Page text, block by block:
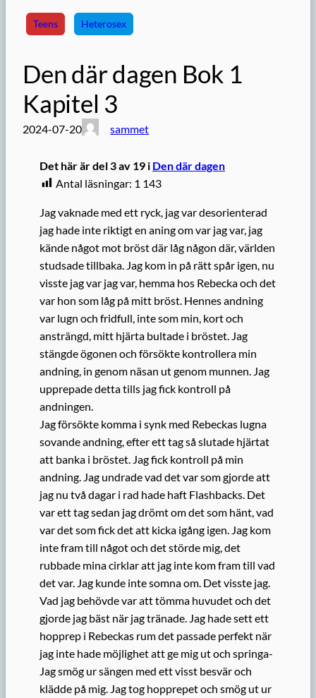
Teens Heterosex
Den där dagen Bok 1
Kapitel 3
2024-07-20 sammet
Det här är del 3 av 19 i Den där dagen
Antal läsningar: 1 143
Jag vaknade med ett ryck, jag var desorienterad
jag hade inte riktigt en aning om var jag var, jag
kände något mot bröst där låg någon där, världen
studsade tillbaka. Jag kom in på rätt spår igen, nu
visste jag var jag var, hemma hos Rebecka och det
var hon som låg på mitt bröst. Hennes andning
var lugn och fridfull, inte som min, kort och
ansträngd, mitt hjärta bultade i bröstet. Jag
stängde ögonen och försökte kontrollera min
andning, in genom näsan ut genom munnen. Jag
upprepade detta tills jag fick kontroll på
andningen.
Jag försökte komma i synk med Rebeckas lugna
sovande andning, efter ett tag så slutade hjärtat
att banka i bröstet. Jag fick kontroll på min
andning. Jag undrade vad det var som gjorde att
jag nu två dagar i rad hade haft Flashbacks. Det
var ett tag sedan jag drömt om det som hänt, vad
var det som fick det att kicka igång igen. Jag kom
inte fram till något och det störde mig, det
rubbade mina cirklar att jag inte kom fram till vad
det var. Jag kunde inte somna om. Det visste jag.
Vad jag behövde var att tömma huvudet och det
gjorde jag bäst när jag tränade. Jag hade sett ett
hopprep i Rebeckas rum det passade perfekt när
jag inte hade möjlighet att ge mig ut och springa-
Jag smög ur sängen med ett visst besvär och
klädde på mig. Jag tog hopprepet och smög ut ur